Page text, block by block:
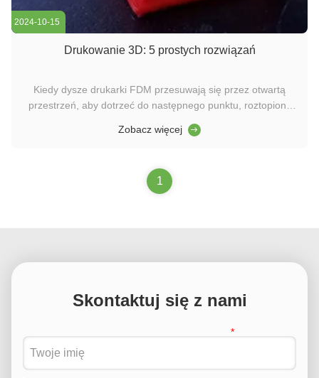
2024-10-15
Drukowanie 3D: 5 prostych rozwiązań
Kiedy dysze drukarki FDM przesuwają się przez otwartą
przestrzeń, aby dotrzeć do następnego punktu, roztopiony
do drukowanej części.To jest znane jako "stringing" w druku
drukowanym 3D ...
Zobacz więcej
1
Skontaktuj się z nami